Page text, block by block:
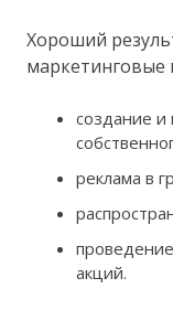
Хороший
маркетинговые
создание и
реклама в
акций.